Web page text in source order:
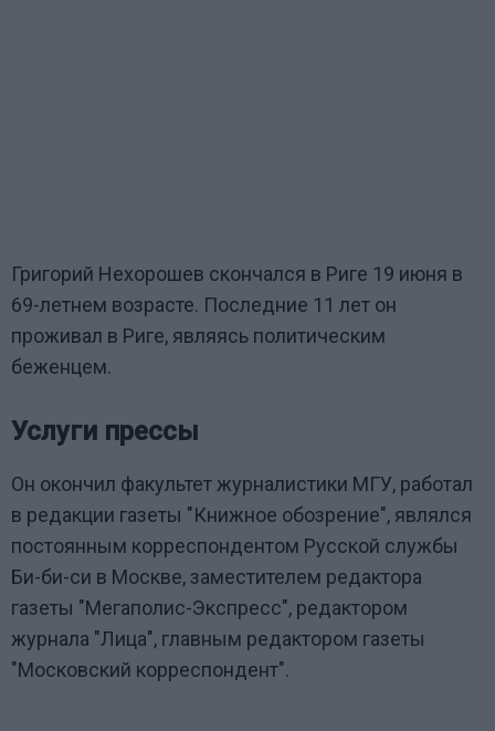
Григорий Нехорошев скончался в Риге 19 июня в
69-летнем возрасте. Последние 11 лет он
проживал в Риге, являясь политическим
беженцем.
Услуги прессы
Он окончил факультет журналистики МГУ, работал
в редакции газеты "Книжное обозрение", являлся
постоянным корреспондентом Русской службы
Би-би-си в Москве, заместителем редактора
газеты "Мегаполис-Экспресс", редактором
журнала "Лица", главным редактором газеты
"Московский корреспондент".